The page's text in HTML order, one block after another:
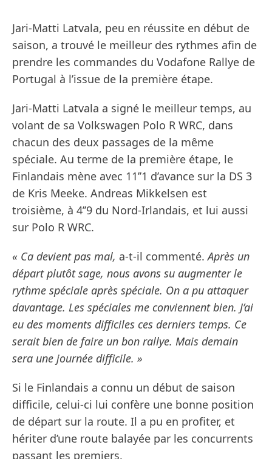
Jari-Matti Latvala, peu en réussite en début de
saison, a trouvé le meilleur des rythmes afin de
prendre les commandes du Vodafone Rallye de
Portugal à l’issue de la première étape.
Jari-Matti Latvala a signé le meilleur temps, au
volant de sa Volkswagen Polo R WRC, dans
chacun des deux passages de la même
spéciale. Au terme de la première étape, le
Finlandais mène avec 11’’1 d’avance sur la DS 3
de Kris Meeke. Andreas Mikkelsen est
troisième, à 4’’9 du Nord-Irlandais, et lui aussi
sur Polo R WRC.
« Ca devient pas mal, a-t-il commenté.Après un
départ plutôt sage, nous avons su augmenter le
rythme spéciale après spéciale. On a pu attaquer
davantage. Les spéciales me conviennent bien. J’ai
eu des moments difficiles ces derniers temps. Ce
serait bien de faire un bon rallye. Mais demain
sera une journée difficile. »
Si le Finlandais a connu un début de saison
difficile, celui-ci lui confère une bonne position
de départ sur la route. Il a pu en profiter, et
hériter d’une route balayée par les concurrents
passant les premiers.